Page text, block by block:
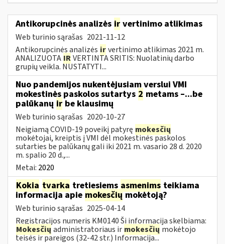
Antikorupcinės analizės ir vertinimo atlikimas
Web turinio sąrašas 2021-11-12
Antikorupcinės analizės irvertinimo atlikimas 2021 m.
ANALIZUOTA IRVERTINTA SRITIS: Nuolatinių darbo
grupių veikla. NUSTATYTI...
Nuo pandemijos nukentėjusiam verslui VMI
mokestinės paskolos sutartys 2 metams –...be
palūkanų ir be klausimų
Web turinio sąrašas 2020-10-27
Neigiamą COVID-19 poveikį patyrę mokesčių
mokėtojai, kreiptis į VMI dėl mokestinės paskolos
sutarties be palūkanų gali iki 2021 m. vasario 28 d. 2020
m. spalio 20 d.,...
Metai: 2020
Kokia tvarka tretiesiems asmenims teikiama
informacija apie mokesčiųmokėtoją?
Web turinio sąrašas 2025-04-14
Registracijos numeris KM0140 Ši informacija skelbiama:
Mokesčių administratoriaus ir mokesčių mokėtojo
teisės ir pareigos (32-42 str.) Informacija...